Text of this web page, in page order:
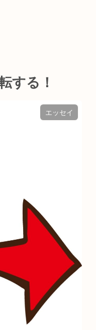
する！
エッセイ